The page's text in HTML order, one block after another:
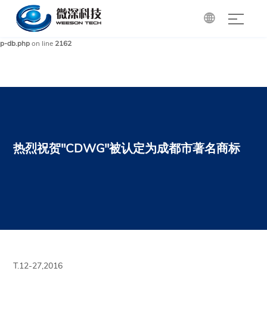
Warning: mysqli_query(): (HY000/1): Can't create/write to file '/tmp/#sql_85a_0.MYI'
(Errcode: 28 - No space left on device) in
p-db.phpon line 2162

热烈祝贺"CDWG"被认定为成都市著名商标
T.12-27,2016